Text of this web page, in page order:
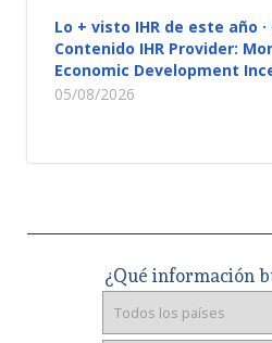
Lo + visto IHR de este año
Contenido IHR Provider:
Economic Development
05/08/2026
¿Qué información